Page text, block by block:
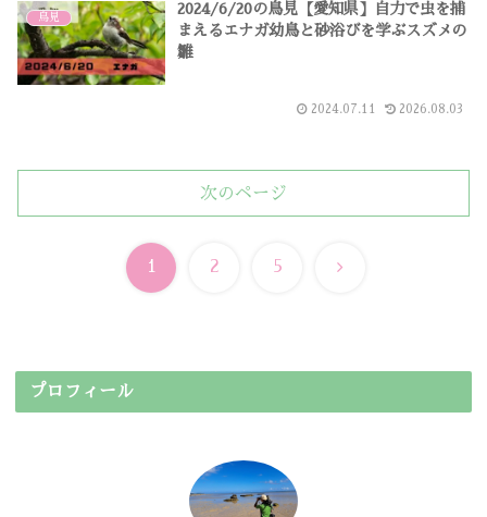
鳥見
2024/6/20の鳥見【愛知県】自力で虫を捕
まえるエナガ幼鳥と砂浴びを学ぶスズメの
雛
2024.07.11 2026.08.03
次のページ
1 2 5 次
プロフィール